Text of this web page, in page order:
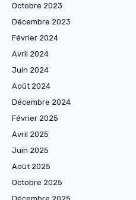
Octobre 2023
Décembre 2023
Février 2024
Avril 2024
Juin 2024
Août 2024
Décembre 2024
Février 2025
Avril 2025
Juin 2025
Août 2025
Octobre 2025